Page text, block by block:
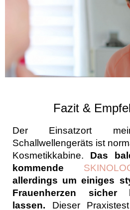
Fazit &
Der Einsatzort
Schallwellengeräts ist
Kosmetikkabine. Das
kommende
allerdings um einiges
Frauenherzen sicher
lassen. Dieser